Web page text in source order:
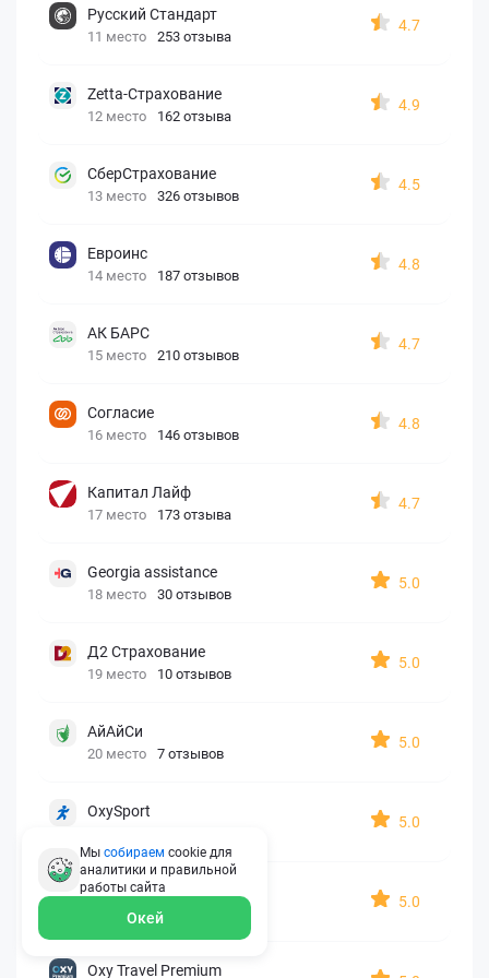
Русский Стандарт
11 место 253 отзыва
4.7
Zetta-Страхование
12 место 162 отзыва
4.9
СберСтрахование
13 место 326 отзывов
4.5
Евроинс
14 место 187 отзывов
4.8
АК БАРС
15 место 210 отзывов
4.7
Согласие
16 место 146 отзывов
4.8
Капитал Лайф
17 место 173 отзыва
4.7
Georgia assistance
18 место 30 отзывов
5.0
Д2 Страхование
19 место 10 отзывов
5.0
АйАйСи
20 место 7 отзывов
5.0
OxySport
5.0
ERGO AXA
22 место 2 отзыва
5.0
Oxy Travel Premium
Мы собираем cookie для
аналитики и правильной
работы сайта
Окей